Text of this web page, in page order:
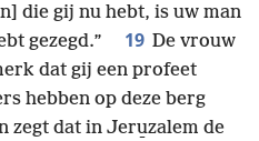
die gij nu hebt, is uw man
gezegd.”
19 De vrouw
dat gij een profeet
hebben op deze berg
zegt dat in Jeru̱zalem de